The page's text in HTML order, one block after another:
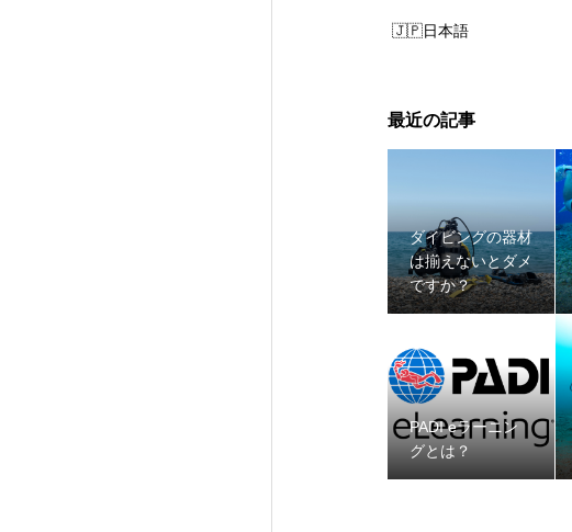
日本語
最近の記事
ダイビングの器材
は揃えないとダメ
ですか？
PADI eラーニン
グとは？